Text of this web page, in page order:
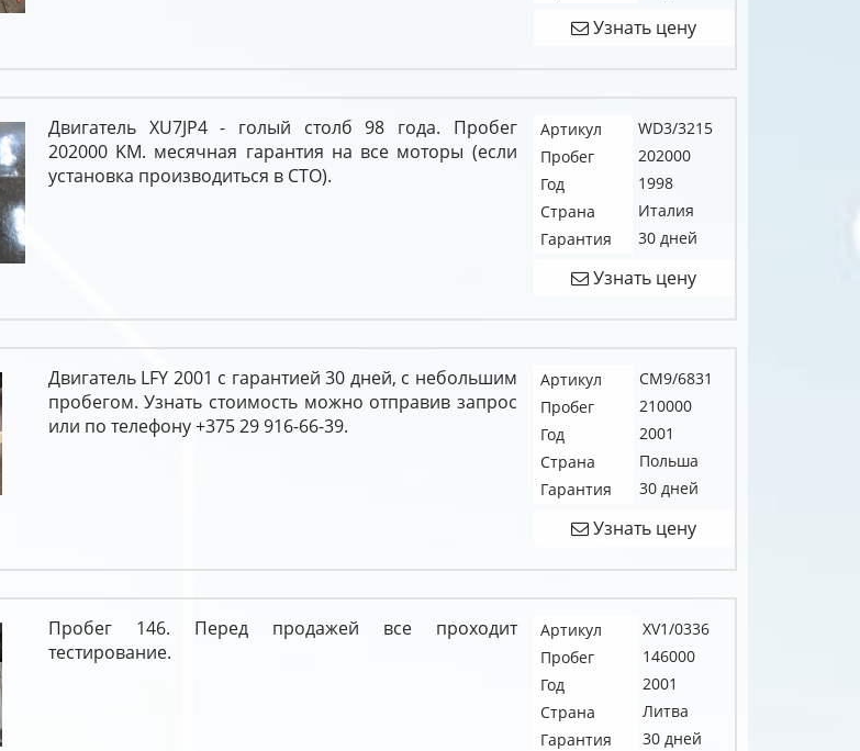
Узнать цену
Двигатель XU7JP4 - голый столб 98 года. Пробег
202000 KM. месячная гарантия на все моторы (если
установка производиться в СТО).
Артикул
WD3/3215
Пробег
202000
Год
1998
Страна
Италия
Гарантия
30 дней
Узнать цену
Двигатель LFY 2001 с гарантией 30 дней, с небольшим
пробегом. Узнать стоимость можно отправив запрос
или по телефону +375 29 916-66-39.
Артикул
CM9/6831
Пробег
210000
Год
2001
Страна
Польша
Гарантия
30 дней
Узнать цену
Пробег 146. Перед продажей все проходит
тестирование.
Артикул
XV1/0336
Пробег
146000
Год
2001
Страна
Литва
Гарантия
30 дней